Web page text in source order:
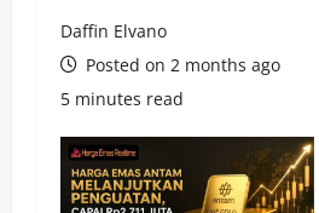
Daffin Elvano
Posted on 2 months ago
5 minutes read